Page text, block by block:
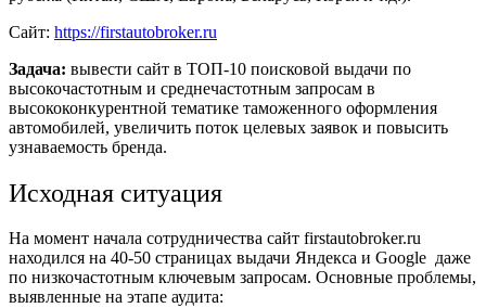
Сайт: https://firstautobroker.ru
Задача: вывести сайт в ТОП-10 поисковой выдачи по
высокочастотным и среднечастотным запросам в
высококонкурентной тематике таможенного оформления
автомобилей, увеличить поток целевых заявок и повысить
узнаваемость бренда.
Исходная ситуация
На момент начала сотрудничества сайт firstautobroker.ru
находился на 40-50 страницах выдачи Яндекса и Google даже
по низкочастотным ключевым запросам. Основные проблемы,
выявленные на этапе аудита: